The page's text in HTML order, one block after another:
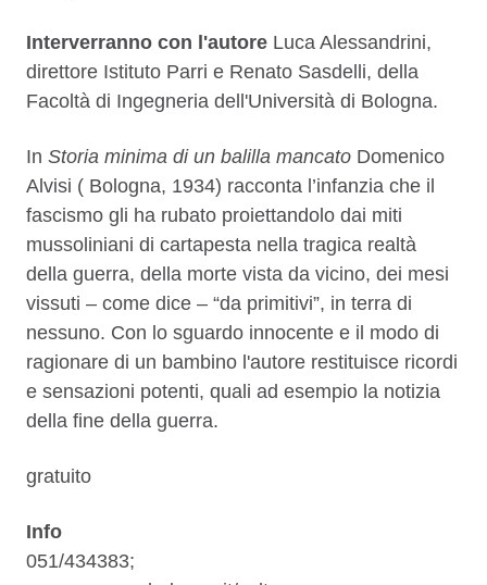
Interverranno con l'autore Luca Alessandrini,
direttore Istituto Parri e Renato Sasdelli, della
Facoltà di Ingegneria dell'Università di Bologna.
In Storia minima di un balilla mancato Domenico
Alvisi ( Bologna, 1934) racconta l’infanzia che il
fascismo gli ha rubato proiettandolo dai miti
mussoliniani di cartapesta nella tragica realtà
della guerra, della morte vista da vicino, dei mesi
vissuti – come dice – “da primitivi”, in terra di
nessuno. Con lo sguardo innocente e il modo di
ragionare di un bambino l'autore restituisce ricordi
e sensazioni potenti, quali ad esempio la notizia
della fine della guerra.
gratuito
Info
051/434383;